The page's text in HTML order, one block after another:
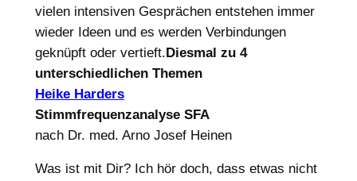
vielen intensiven Gesprächen entstehen immer
wieder Ideen und es werden Verbindungen
geknüpft oder vertieft.Diesmal zu 4
unterschiedlichen Themen
Heike Harders
Stimmfrequenzanalyse SFA
nach Dr. med. Arno Josef Heinen
Was ist mit Dir? Ich hör doch, dass etwas nicht